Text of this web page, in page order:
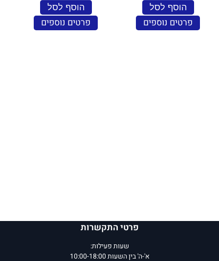
הוסף לסל
פרטים נוספים
הוסף לסל
פרטים נוספים
פרטי התקשרות
שעות פעילות:
א'-ה' בין השעות 10:00-18:00